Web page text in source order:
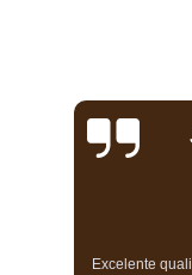
Excelente